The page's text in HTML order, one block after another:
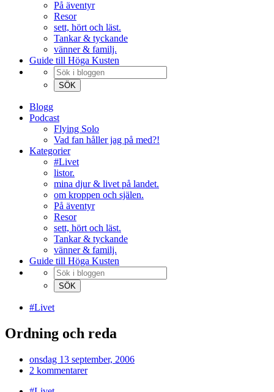
På äventyr
Resor
sett, hört och läst.
Tankar & tyckande
vänner & familj.
Guide till Höga Kusten
Blogg
Podcast
Flying Solo
Vad fan håller jag på med?!
Kategorier
#Livet
listor.
mina djur & livet på landet.
om kroppen och själen.
På äventyr
Resor
sett, hört och läst.
Tankar & tyckande
vänner & familj.
Guide till Höga Kusten
#Livet
Ordning och reda
onsdag 13 september, 2006
2 kommentarer